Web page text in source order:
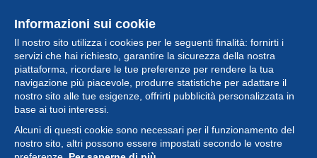
Informazioni sui cookie
Il nostro sito utilizza i cookies per le seguenti finalità: fornirti i
servizi che hai richiesto, garantire la sicurezza della nostra
piattaforma, ricordare le tue preferenze per rendere la tua
navigazione più piacevole, produrre statistiche per adattare il
nostro sito alle tue esigenze, offrirti pubblicità personalizzata in
base ai tuoi interessi.
Alcuni di questi cookie sono necessari per il funzionamento del
nostro sito, altri possono essere impostati secondo le vostre
Collezione
Novità